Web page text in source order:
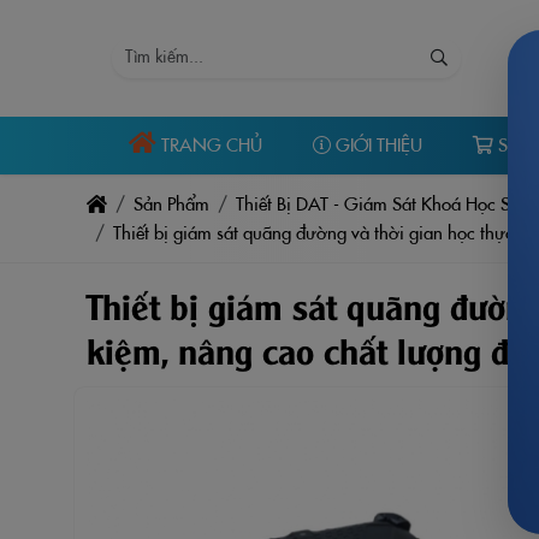
TRANG CHỦ GIỚI THIỆU SẢN
Sản Phẩm
Thiết Bị DAT - Giám Sát Khoá Học Sát
Thiết bị giám sát quãng đường và thời gian học thực
Thiết bị giám sát quãng
kiệm, nâng cao chất lượng